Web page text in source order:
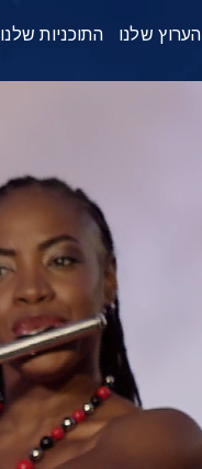
הערוץ שלנו התוכניות שלנו